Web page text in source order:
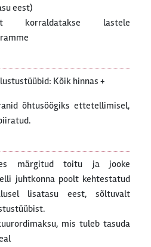
eest)
korraldatakse lastele
Kõik hinnas +
õhtusöögiks ettetellimisel,
märgitud toitu ja jooke
juhtkonna poolt kehtestatud
lisatasu eest, sõltuvalt
mis tuleb tasuda